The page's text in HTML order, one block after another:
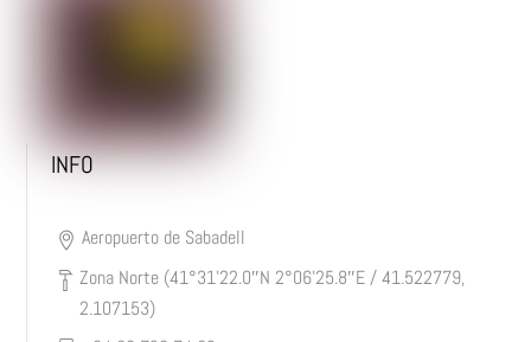
INFO
Aeropuerto de Sabadell
Zona Norte (41°31’22.0″N 2°06’25.8″E / 41.522779,
2.107153)